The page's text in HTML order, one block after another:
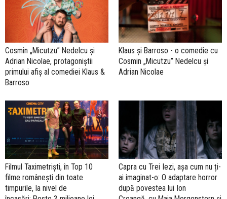
Cosmin „Micutzu” Nedelcu și
Adrian Nicolae, protagoniștii
primului afiș al comediei Klaus &
Barroso
Klaus și Barroso - o comedie cu
Cosmin „Micutzu” Nedelcu și
Adrian Nicolae
Filmul Taximetriști, în Top 10
filme românești din toate
timpurile, la nivel de
Capra cu Trei Iezi, așa cum nu ți-
ai imaginat-o: O adaptare horror
după povestea lui Ion